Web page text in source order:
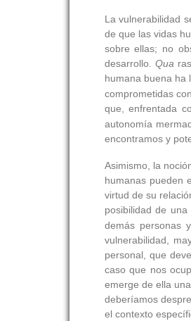
La vulnerabilidad
de que las vidas
sobre ellas; no
desarrollo. Qua
humana buena ha
comprometidas
que, enfrentada
autonomía
encontramos y
Asimismo, la
humanas pueden
virtud de su
posibilidad de
demás personas
vulnerabilidad,
personal, que
caso que nos
emerge de ella
deberíamos
el contexto